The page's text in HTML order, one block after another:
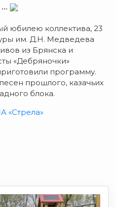
юбилею коллектива, 23
им. Д.Н. Медведева
из Брянска и
«Дебряночки»
программу.
прошлого, казачьих
блока.
«Стрела»